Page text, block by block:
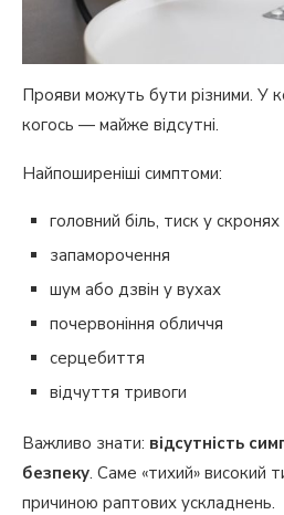
Прояви можуть бути різними. У
когось — майже відсутні.
Найпоширеніші симптоми:
головний біль, тиск у скронях
запаморочення
шум або дзвін у вухах
почервоніння обличчя
серцебиття
відчуття тривоги
Важливо знати: відсутність
безпеку. Саме «тихий» високий
причиною раптових ускладнень.